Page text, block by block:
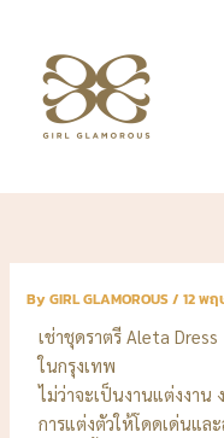
content
ByGIRL GLAMOROUS/12 พ
เช่าชุดราตรี Aleta
ในกรุงเทพ
ไม่ว่าจะเป็นงานแต่งงาน
การแต่งตัวให้โดดเด่นแล